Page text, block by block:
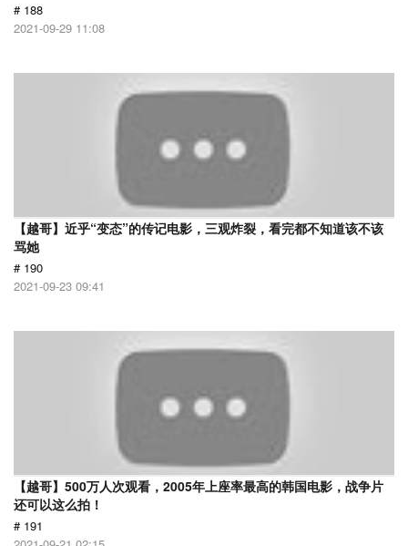
# 188
2021-09-29 11:08
【越哥】近乎“变态”的传记电影，三观炸裂，看完都不知道该不该
骂她
# 190
2021-09-23 09:41
【越哥】500万人次观看，2005年上座率最高的韩国电影，战争片
还可以这么拍！
# 191